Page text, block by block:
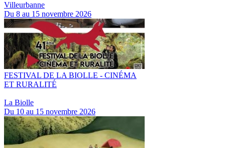
Villeurbanne
Du 8 au 15 novembre 2026
FESTIVAL DE LA BIOLLE - CINÉMA
ET RURALITÉ
La Biolle
Du 10 au 15 novembre 2026